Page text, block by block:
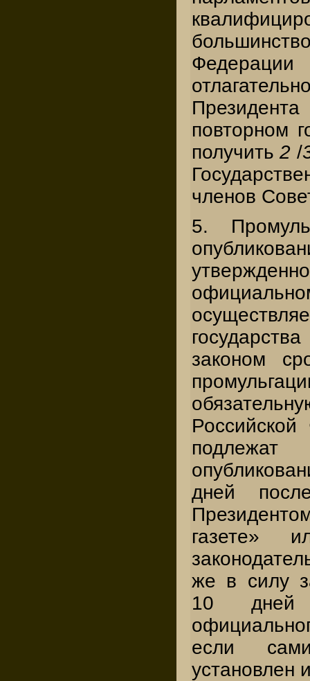
Федерации
повторном
получить2 /
членов
5.
законом
подлежат
дней
газете»
же в силу
10
если
установлен